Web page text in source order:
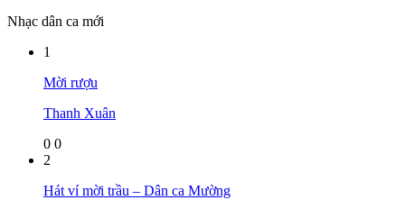
Nhạc dân ca mới
1
Mời rượu
Thanh Xuân
0 0
2
Hát ví mời trầu – Dân ca Mường